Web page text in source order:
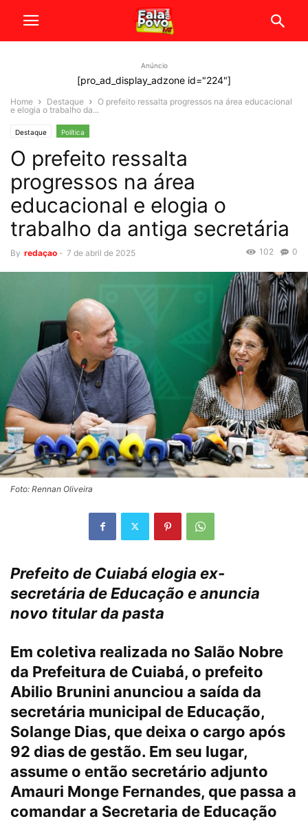
Anúncio
[pro_ad_display_adzone id="224"]
Home Destaque
O prefeito ressalta progressos na área educacional
e elogia o trabalho da...
Destaque Política
O prefeito ressalta
progressos na área
educacional e elogia o
trabalho da antiga secretária
By redaçao - 7 de abril de 2025 0
102
Foto: Rennan Oliveira
Prefeito de Cuiabá elogia ex-
secretária de Educação e anuncia
novo titular da pasta
Em coletiva realizada no Salão Nobre
da Prefeitura de Cuiabá, o prefeito
Abilio Brunini anunciou a saída da
secretária municipal de Educação,
Solange Dias, que deixa o cargo após
92 dias de gestão. Em seu lugar,
assume o então secretário adjunto
Amauri Monge Fernandes, que passa a
comandar a Secretaria de Educação